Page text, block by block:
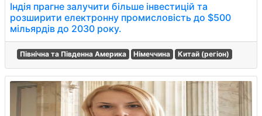
Індія прагне залучити більше інвестицій та
розширити електронну промисловість до $500
мільярдів до 2030 року.
Північна та Південна Америка Німеччина Китай (регіон)